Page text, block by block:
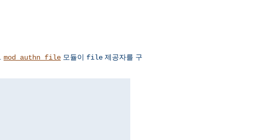
mod_authn_file 모듈이 file 제공자를 구